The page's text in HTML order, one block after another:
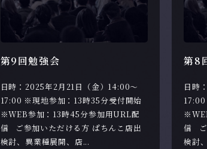
第9回勉強会
日時：2025年2月21日（金）14:00～
17:00 ※現地参加：13時35分受付開始
※WEB参加：13時45分参加用URL配
信 ご参加いただける方 ぱちんこ店出
検討、異業種展開、店...
第8
日時
信 ご
検討